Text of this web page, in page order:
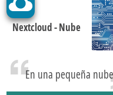
Nextcloud - Nube
En una pequeña